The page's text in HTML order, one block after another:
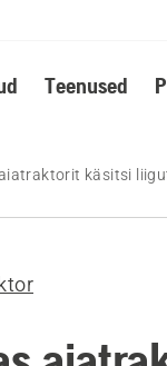
Teenused
käsitsi